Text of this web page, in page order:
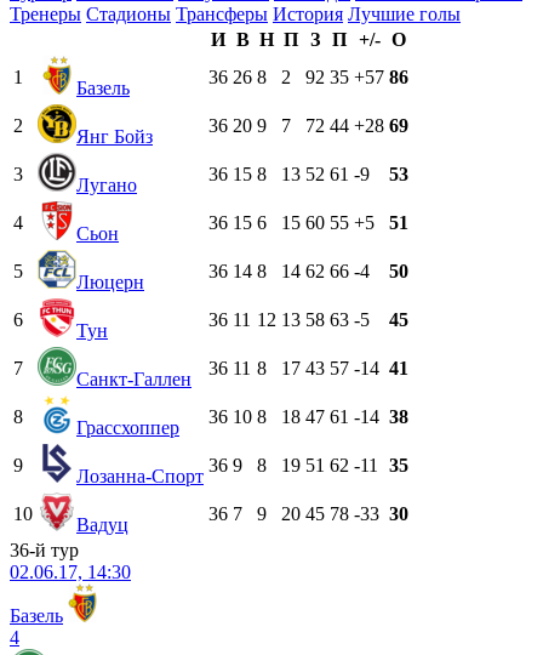
Тренеры Стадионы Трансферы История Лучшие голы
И В Н П З П +/- О
1
Базель
36 26 8 2 92 35 +57 86
2
Янг Бойз
36 20 9 7 72 44 +28 69
3
Лугано
36 15 8 13 52 61 -9 53
4
Сьон
36 15 6 15 60 55 +5 51
5
Люцерн
36 14 8 14 62 66 -4 50
6
Тун
36 11 12 13 58 63 -5 45
7
Санкт-Галлен
36 11 8 17 43 57 -14 41
8
Грассхоппер
36 10 8 18 47 61 -14 38
9
Лозанна-Спорт
36 9 8 19 51 62 -11 35
10
Вадуц
36 7 9 20 45 78 -33 30
36-й тур
02.06.17, 14:30
Базель
4